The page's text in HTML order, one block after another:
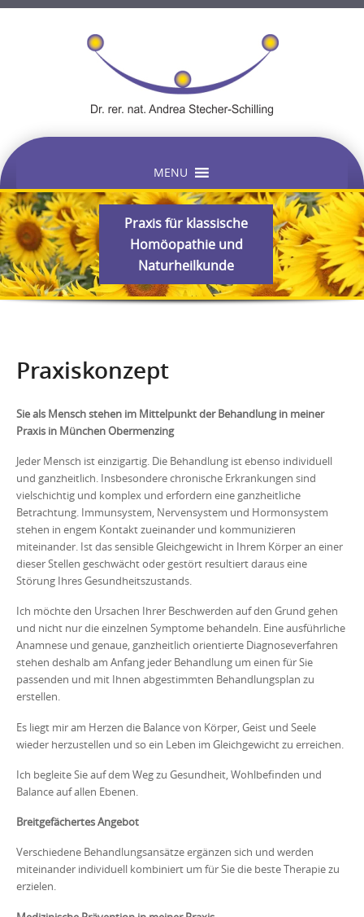
content
MENU
Praxis für klassische
Homöopathie und
Naturheilkunde
Praxiskonzept
Sie als Mensch stehen im Mittelpunkt der Behandlung in meiner
Praxis in München Obermenzing
Jeder Mensch ist einzigartig. Die Behandlung ist ebenso individuell
und ganzheitlich. Insbesondere chronische Erkrankungen sind
vielschichtig und komplex und erfordern eine ganzheitliche
Betrachtung. Immunsystem, Nervensystem und Hormonsystem
stehen in engem Kontakt zueinander und kommunizieren
miteinander. Ist das sensible Gleichgewicht in Ihrem Körper an einer
dieser Stellen geschwächt oder gestört resultiert daraus eine
Störung Ihres Gesundheitszustands.
Ich möchte den Ursachen Ihrer Beschwerden auf den Grund gehen
und nicht nur die einzelnen Symptome behandeln. Eine ausführliche
Anamnese und genaue, ganzheitlich orientierte Diagnoseverfahren
stehen deshalb am Anfang jeder Behandlung um einen für Sie
passenden und mit Ihnen abgestimmten Behandlungsplan zu
erstellen.
Es liegt mir am Herzen die Balance von Körper, Geist und Seele
wieder herzustellen und so ein Leben im Gleichgewicht zu erreichen.
Ich begleite Sie auf dem Weg zu Gesundheit, Wohlbefinden und
Balance auf allen Ebenen.
Breitgefächertes Angebot
Verschiedene Behandlungsansätze ergänzen sich und werden
miteinander individuell kombiniert um für Sie die beste Therapie zu
erzielen.